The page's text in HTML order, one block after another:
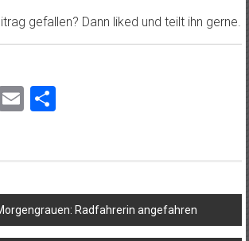
gefallen? Dann liked und teilt ihn gerne.
EmailTeilen
Radfahrerin angefahren